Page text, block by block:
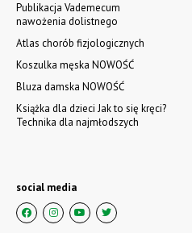
Publikacja Vademecum
nawożenia dolistnego
Atlas chorób fizjologicznych
Koszulka męska NOWOŚĆ
Bluza damska NOWOŚĆ
Książka dla dzieci Jak to się kręci?
Technika dla najmłodszych
social media